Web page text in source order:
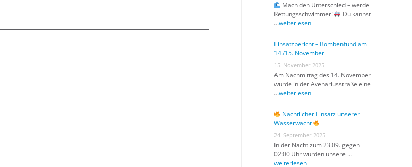
Mach den Unterschied – werde
Rettungsschwimmer!
Du kannst
…weiterlesen
Einsatzbericht – Bombenfund am
14./15. November
15. November 2025
Am Nachmittag des 14. November
wurde in der Avenariusstraße eine
…weiterlesen
Nächtlicher Einsatz unserer
Wasserwacht
24. September 2025
In der Nacht zum 23.09. gegen
02:00 Uhr wurden unsere …
weiterlesen